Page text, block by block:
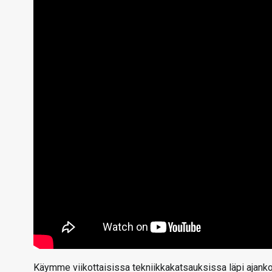
Käymme viikottaisissa tekniikkakatsauksissa läpi